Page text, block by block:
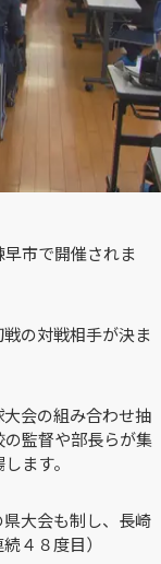
市で開催されま
の対戦相手が決ま
会の組み合わせ抽
監督や部長らが集
ます。
大会も制し、長崎
４８度目）